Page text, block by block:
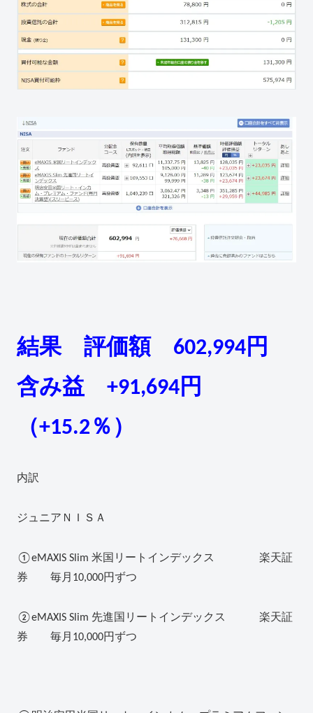
結果 評価額 602,994円
含み益 +91,694円
（+15.2％）
内訳
ジュニアＮＩＳＡ
①eMAXIS Slim 米国リートインデックス 楽天証
券 毎月10,000円ずつ
②eMAXIS Slim 先進国リートインデックス 楽天証
券 毎月10,000円ずつ